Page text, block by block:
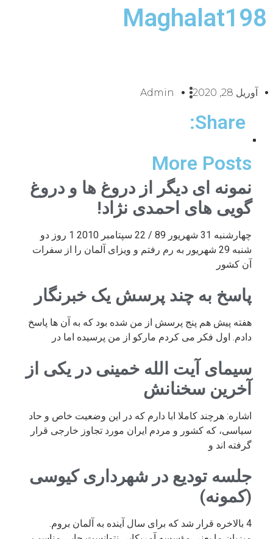
Maghalat198
آوریل 28, 2020 Admin
Share:
More Posts
نمونه ای دیگر از دروغ ها و دروغ
گویی های احمدی نژاد!
چهارشنبه 31 شهریور 89 / 22 سپتامبر 2010 1 روز دو
شنبه 29 شهریور به رم رفتم و ویزای آلمان را از سفرات
آن کشور
پاسخ به چند پرسش یک خبرنگار
هفته پیش هم پنج پرسش از من شده بود که به آن ها پاسخ
دادم. اول فکر می کردم مارکو از من پرسیده اما در
سیمای آیت الله خمینی در یکی از
آخرین سخنانش
اشاره: هرچند کاملا ابا دارم که در این وضعیت خاص و حاد
سیاسی، که کشور و مردم ایران مورد تجاوز خارجی قرار
گرفته اند و
جلسه تودیع در شهرداری کیوسی
(کمونه)
4 بالاخره قرار شد که برای سال آینده به آلمان بروم.